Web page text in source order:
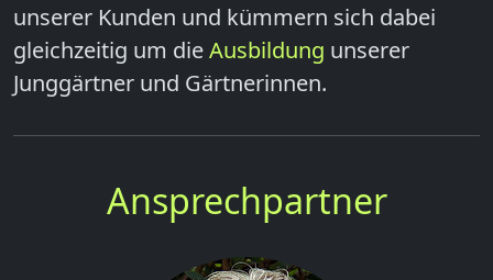
unserer Kunden und kümmern sich dabei
gleichzeitig um dieAusbildung unserer
Junggärtner und Gärtnerinnen.
Ansprechpartner